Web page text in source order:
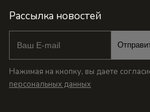
Рассылка новостей
Нажимая на кнопку, вы даете
персональных данных